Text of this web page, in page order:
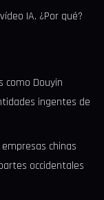
IA. ¿Por qué?
como Douyin
ingentes de
empresas chinas
occidentales